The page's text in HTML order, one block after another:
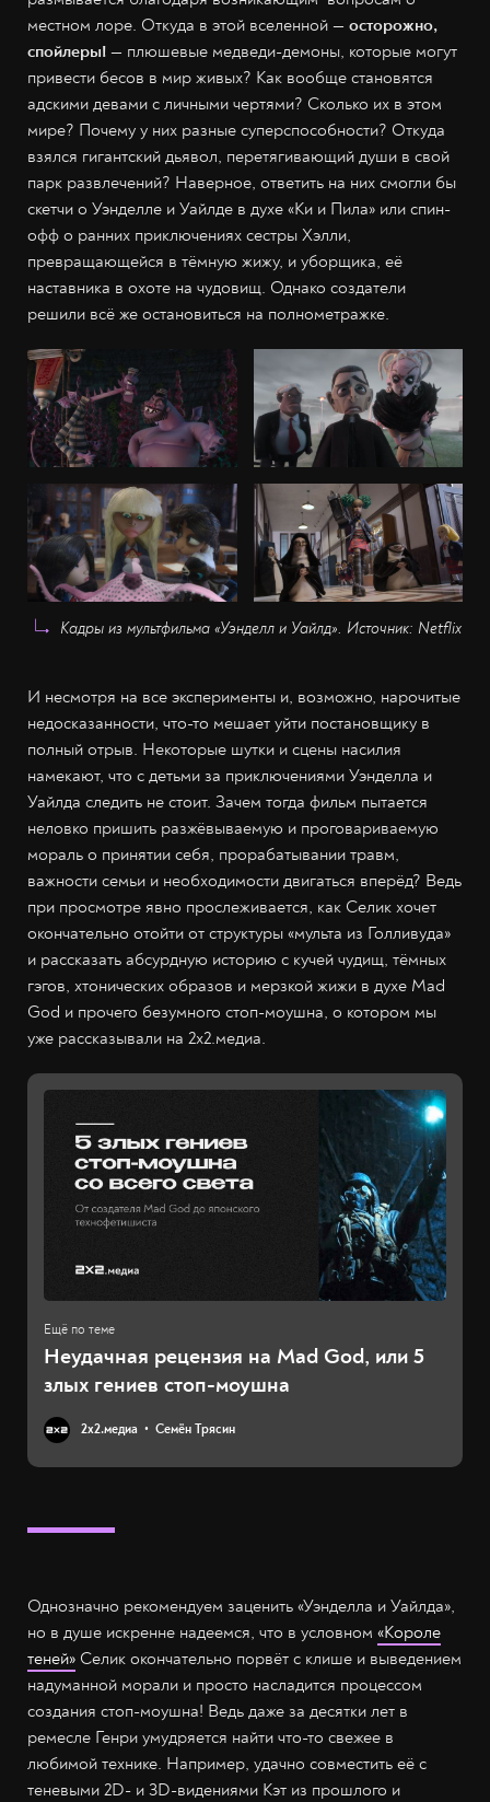
местном лоре. Откуда в этой вселенной — осторожно,
спойлеры! — плюшевые медведи-демоны, которые могут
привести бесов в мир живых? Как вообще становятся
адскими девами с личными чертями? Сколько их в этом
мире? Почему у них разные суперспособности? Откуда
взялся гигантский дьявол, перетягивающий души в свой
парк развлечений? Наверное, ответить на них смогли бы
скетчи о Уэнделле и Уайлде в духе «Ки и Пила» или спин-
офф о ранних приключениях сестры Хэлли,
превращающейся в тёмную жижу, и уборщика, её
наставника в охоте на чудовищ. Однако создатели
решили всё же остановиться на полнометражке.
Кадры из мультфильма «Уэнделл и Уайлд». Источник: Netflix
И несмотря на все эксперименты и, возможно, нарочитые
недосказанности, что-то мешает уйти постановщику в
полный отрыв. Некоторые шутки и сцены насилия
намекают, что с детьми за приключениями Уэнделла и
Уайлда следить не стоит. Зачем тогда фильм пытается
неловко пришить разжёвываемую и проговариваемую
мораль о принятии себя, прорабатывании травм,
важности семьи и необходимости двигаться вперёд? Ведь
при просмотре явно прослеживается, как Селик хочет
окончательно отойти от структуры «мульта из Голливуда»
и рассказать абсурдную историю с кучей чудищ, тёмных
гэгов, хтонических образов и мерзкой жижи в духе Mad
God и прочего безумного стоп-моушна, о котором мы
уже рассказывали на 2x2.медиа.
Неудачная рецензия на Mad God, или 5
злых гениев стоп-моушна
2х2.медиа Семён Трясин
Однозначно рекомендуем заценить «Уэнделла и Уайлда»,
но в душе искренне надеемся, что в условном «Короле
теней» Селик окончательно порвёт с клише и выведением
надуманной морали и просто насладится процессом
создания стоп-моушна! Ведь даже за десятки лет в
ремесле Генри умудряется найти что-то свежее в
любимой технике. Например, удачно совместить её с
теневыми 2D- и 3D-видениями Кэт из прошлого и